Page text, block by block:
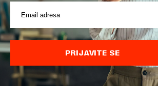
Cene hrane u svetu najviše za tri i
Cene hrane u svetu su sada najviše za tri i
PRIJAVITE SE